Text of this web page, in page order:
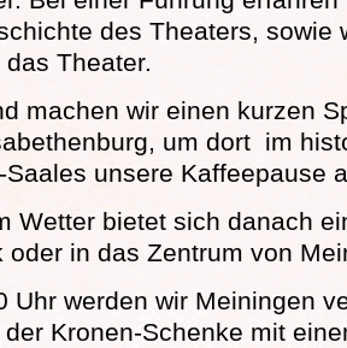
des Theaters, sowie
Theater.
machen wir einen kurzen
um dort im
unsere Kaffeepause
Wetter bietet sich danach
oder in das Zentrum von
Uhr werden wir Meiningen
Kronen-Schenke mit